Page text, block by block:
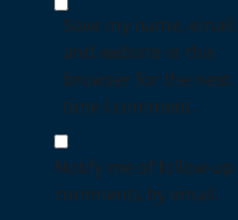
Save my name, email,
and website in this
browser for the next
time I comment.
Notify me of follow-up
comments by email.